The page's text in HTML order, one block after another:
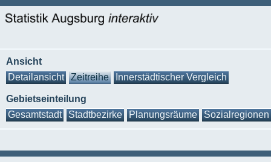
Ansicht
Detailansicht
Zeitreihe Innerstädtischer Vergleich
Gebietseinteilung
Gesamtstadt
Stadtbezirke Planungsräume Sozialregionen